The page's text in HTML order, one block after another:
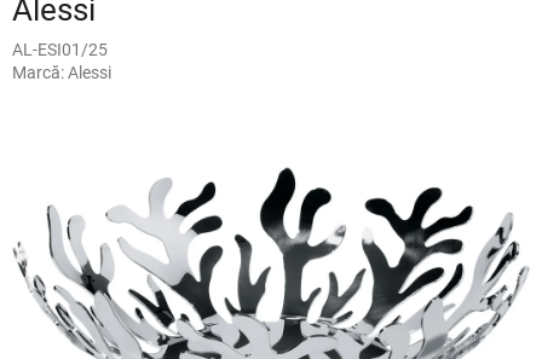
Alessi
AL-ESI01/25
Marcă:Alessi